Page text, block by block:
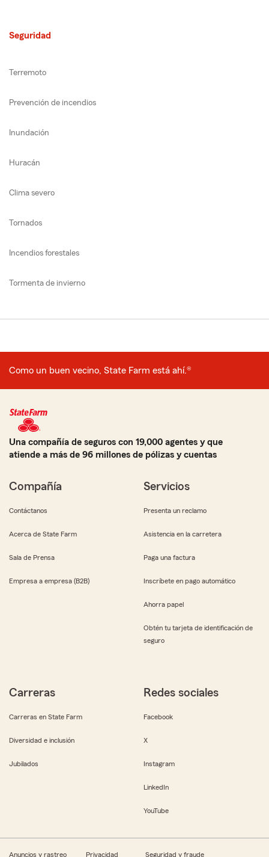
Seguridad
Terremoto
Prevención de incendios
Inundación
Huracán
Clima severo
Tornados
Incendios forestales
Tormenta de invierno
Como un buen vecino, State Farm está ahí.®
Una compañía de seguros con 19,000 agentes y que
atiende a más de 96 millones de pólizas y cuentas
Compañía
Contáctanos
Acerca de State Farm
Sala de Prensa
Empresa a empresa (B2B)
Servicios
Presenta un reclamo
Asistencia en la carretera
Paga una factura
Inscríbete en pago automático
Ahorra papel
Obtén tu tarjeta de identificación de
seguro
Carreras
Carreras en State Farm
Diversidad e inclusión
Jubilados
Redes sociales
Facebook
X
Instagram
LinkedIn
YouTube
Anuncios y rastreo Privacidad Seguridad y fraude